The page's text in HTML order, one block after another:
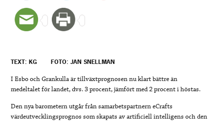
TEXT: KG FOTO: JAN SNELLMAN
I Esbo och Grankulla är tillväxtprognosen nu klart bättre än
medeltalet för landet, dvs. 3 procent, jämfört med 2 procent i höstas.
Den nya barometern utgår från samarbetspartnern eCrafts
värdeutvecklingsprognos som skapats av artificiell intelligens och den